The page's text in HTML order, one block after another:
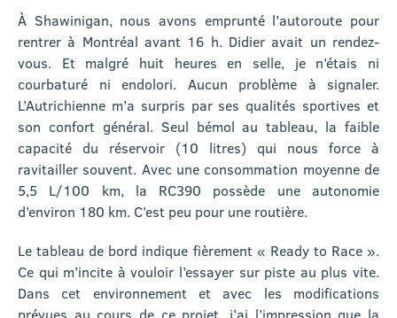
À Shawinigan, nous avons emprunté l’autoroute pour
rentrer à Montréal avant 16 h. Didier avait un rendez-
vous. Et malgré huit heures en selle, je n’étais ni
courbaturé ni endolori. Aucun problème à signaler.
L’Autrichienne m’a surpris par ses qualités sportives et
son confort général. Seul bémol au tableau, la faible
capacité du réservoir (10 litres) qui nous force à
ravitailler souvent. Avec une consommation moyenne de
5,5 L/100 km, la RC390 possède une autonomie
d’environ 180 km. C’est peu pour une routière.
Le tableau de bord indique fièrement « Ready to Race ».
Ce qui m’incite à vouloir l’essayer sur piste au plus vite.
Dans cet environnement et avec les modifications
prévues au cours de ce projet, j’ai l’impression que la